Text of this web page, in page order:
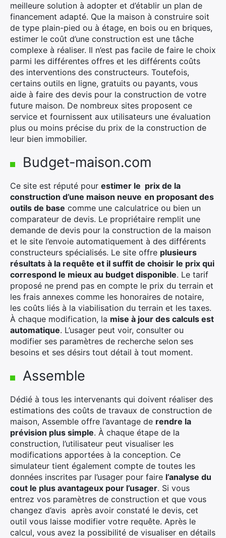
meilleure solution à adopter et d’établir un plan de
financement adapté. Que la maison à construire soit
de type plain-pied ou à étage, en bois ou en briques,
estimer le coût d’une construction est une tâche
complexe à réaliser. Il n’est pas facile de faire le choix
parmi les différentes offres et les différents coûts
des interventions des constructeurs. Toutefois,
certains outils en ligne, gratuits ou payants, vous
aide à faire des devis pour la construction de votre
future maison. De nombreux sites proposent ce
service et fournissent aux utilisateurs une évaluation
plus ou moins précise du prix de la construction de
leur bien immobilier.
Budget-maison.com
Ce site est réputé pour estimer le prix de la
construction d’une maison neuve en proposant des
outils de base comme une calculatrice ou bien un
comparateur de devis. Le propriétaire remplit une
demande de devis pour la construction de la maison
et le site l’envoie automatiquement à des différents
constructeurs spécialisés. Le site offre plusieurs
résultats à la requête et iI suffit de choisir le prix qui
correspond le mieux au budget disponible. Le tarif
proposé ne prend pas en compte le prix du terrain et
les frais annexes comme les honoraires de notaire,
les coûts liés à la viabilisation du terrain et les taxes.
À chaque modification, la mise à jour des calculs est
automatique. L’usager peut voir, consulter ou
modifier ses paramètres de recherche selon ses
besoins et ses désirs tout détail à tout moment.
Assemble
Dédié à tous les intervenants qui doivent réaliser des
estimations des coûts de travaux de construction de
maison, Assemble offre l’avantage de rendre la
prévision plus simple. À chaque étape de la
construction, l’utilisateur peut visualiser les
modifications apportées à la conception. Ce
simulateur tient également compte de toutes les
données inscrites par l’usager pour faire l’analyse du
cout le plus avantageux pour l’usager. Si vous
entrez vos paramètres de construction et que vous
changez d’avis après avoir constaté le devis, cet
outil vous laisse modifier votre requête. Après le
calcul, vous avez la possibilité de visualiser en détails